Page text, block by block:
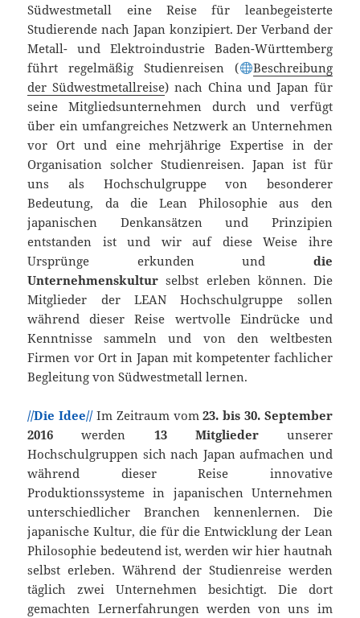
Südwestmetall eine Reise für leanbegeisterte
Studierende nach Japan konzipiert. Der Verband der
Metall- und Elektroindustrie Baden-Württemberg
führt regelmäßig Studienreisen (
Beschreibung
der Südwestmetallreise) nach China und Japan für
seine Mitgliedsunternehmen durch und verfügt
über ein umfangreiches Netzwerk an Unternehmen
vor Ort und eine mehrjährige Expertise in der
Organisation solcher Studienreisen. Japan ist für
uns als Hochschulgruppe von besonderer
Bedeutung, da die Lean Philosophie aus den
japanischen Denkansätzen und Prinzipien
entstanden ist und wir auf diese Weise ihre
Ursprünge erkunden und die
Unternehmenskultur selbst erleben können. Die
Mitglieder der LEAN Hochschulgruppe sollen
während dieser Reise wertvolle Eindrücke und
Kenntnisse sammeln und von den weltbesten
Firmen vor Ort in Japan mit kompetenter fachlicher
Begleitung von Südwestmetall lernen.
//Die Idee// Im Zeitraum vom23. bis 30. September
2016 werden 13 Mitgliederunserer
Hochschulgruppen sich nach Japan aufmachen und
während dieser Reise innovative
Produktionssysteme in japanischen Unternehmen
unterschiedlicher Branchen kennenlernen. Die
japanische Kultur, die für die Entwicklung der Lean
Philosophie bedeutend ist, werden wir hier hautnah
selbst erleben. Während der Studienreise werden
täglich zwei Unternehmen besichtigt. Die dort
gemachten Lernerfahrungen werden von uns im